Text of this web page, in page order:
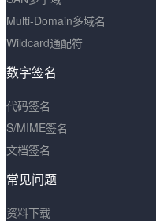
Multi-Domain多域名
Wildcard通配符
数字签名
代码签名
S/MIME签名
文档签名
常见问题
资料下载